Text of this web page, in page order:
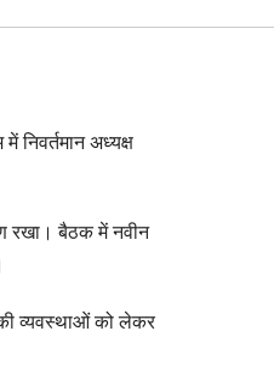
अध्यक्ष
रखा। बैठक में नवीन
की व्यवस्थाओं को लेकर